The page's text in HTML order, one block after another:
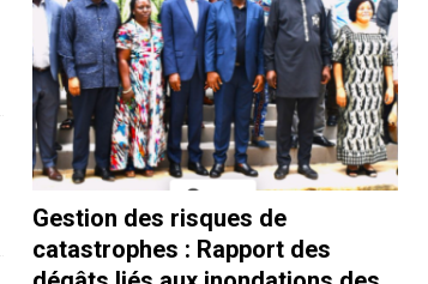
Gestion des risques de
catastrophes : Rapport des